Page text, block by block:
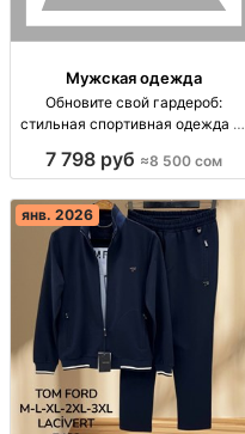
Мужская одежда
Обновите свой гардероб:
стильная спортивная одежда из
Турции, тёмно-синий/чёрный,
7 798 руб ≈8 500 сом
янв. 2026